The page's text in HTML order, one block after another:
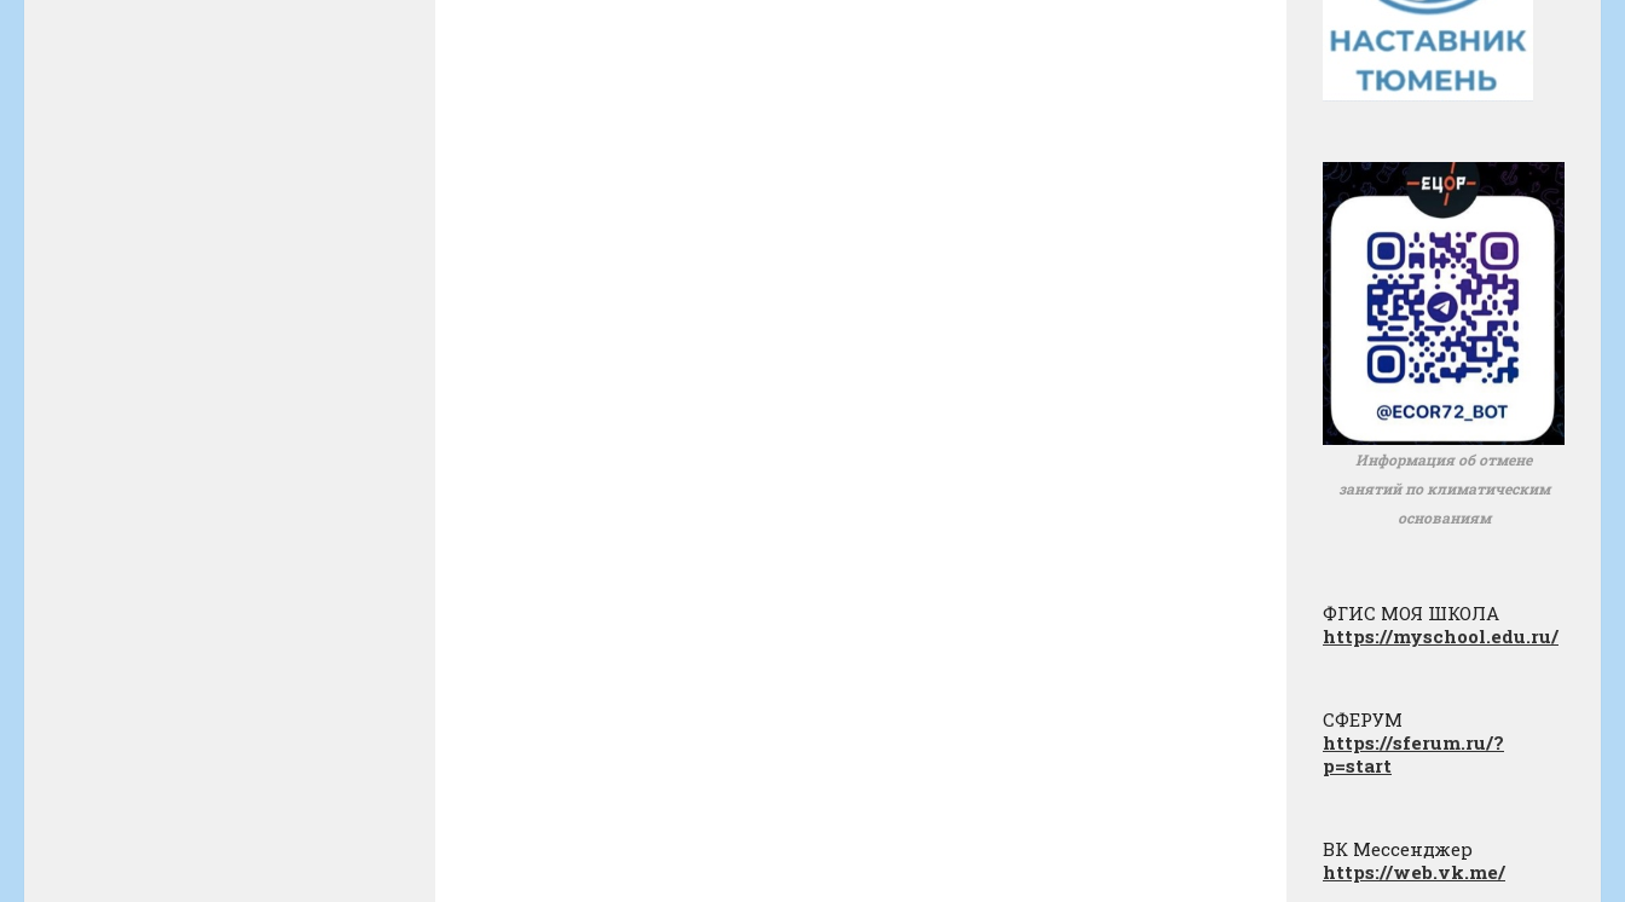
Информация об отмене
занятий по климатическим
основаниям
ФГИС МОЯ ШКОЛА
https://myschool.edu.ru/
СФЕРУМ
https://sferum.ru/?
p=start
ВК Мессенджер
https://web.vk.me/